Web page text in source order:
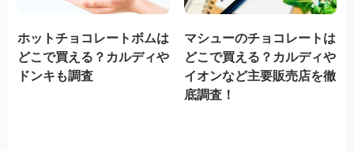
ホットチョコレートボムは
どこで買える？カルディや
ドンキも調査
マシューのチョコレートは
どこで買える？カルディや
イオンなど主要販売店を徹
底調査！